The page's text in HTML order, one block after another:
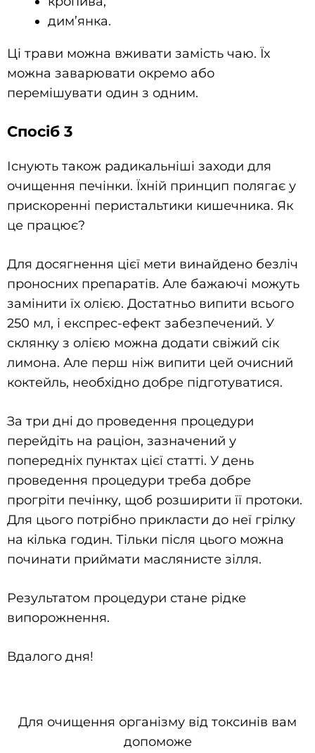
дим’янка.
Ці трави можна вживати замість чаю. Їх
можна заварювати окремо або
перемішувати один з одним.
Спосіб 3
Існують також радикальніші заходи для
очищення печінки. Їхній принцип полягає у
прискоренні перистальтики кишечника. Як
це працює?
Для досягнення цієї мети винайдено безліч
проносних препаратів. Але бажаючі можуть
замінити їх олією. Достатньо випити всього
250 мл, і експрес-ефект забезпечений. У
склянку з олією можна додати свіжий сік
лимона. Але перш ніж випити цей очисний
коктейль, необхідно добре підготуватися.
За три дні до проведення процедури
перейдіть на раціон, зазначений у
попередніх пунктах цієї статті. У день
проведення процедури треба добре
прогріти печінку, щоб розширити її протоки.
Для цього потрібно прикласти до неї грілку
на кілька годин. Тільки після цього можна
починати приймати маслянисте зілля.
Результатом процедури стане рідке
випорожнення.
Вдалого дня!
Для очищення організму від токсинів вам
допоможе